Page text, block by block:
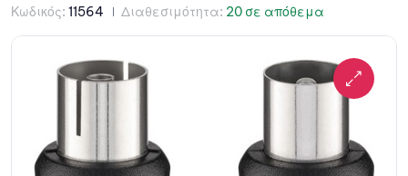
Κωδικός: 11564 Διαθεσιμότητα: 20 σε απόθεμα